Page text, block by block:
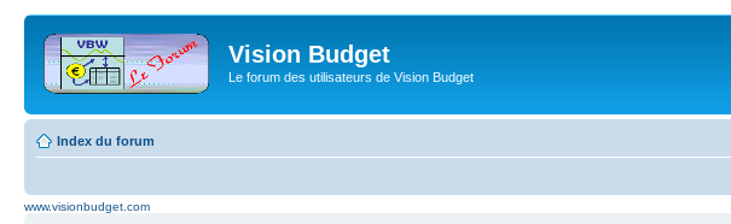
Vision Budget
Le forum des utilisateurs de Vision Budget
Index du forum
www.visionbudget.com